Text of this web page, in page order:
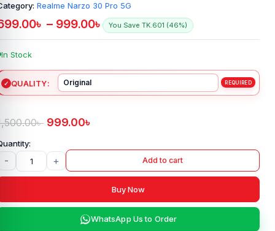
Realme Narzo 30 Pro 5G
৳ – 999.00৳ You Save TK.601 (46%)
In Stock
QUALITY
৳ 999.00৳
- + Add to cart
Buy Now
WhatsApp Us to Order